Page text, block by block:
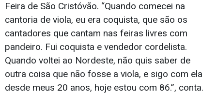
Feira de São Cristóvão. “Quando comecei na
cantoria de viola, eu era coquista, que são os
cantadores que cantam nas feiras livres com
pandeiro. Fui coquista e vendedor cordelista.
Quando voltei ao Nordeste, não quis saber de
outra coisa que não fosse a viola, e sigo com ela
desde meus 20 anos, hoje estou com 86.”, conta.